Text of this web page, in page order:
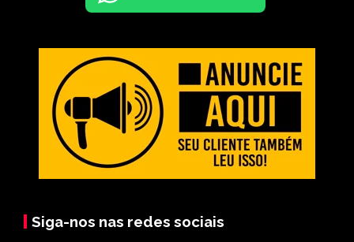
Siga-nos nas redes sociais